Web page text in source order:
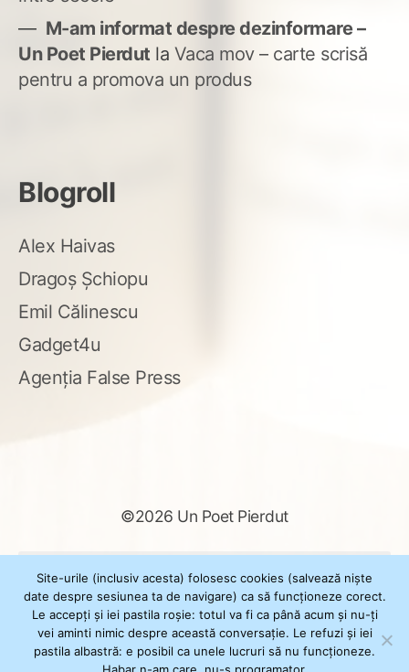
M-am informat despre dezinformare –
Un Poet Pierdut la Vaca mov – carte scrisă
pentru a promova un produs
Blogroll
Alex Haivas
Dragoș Șchiopu
Emil Călinescu
Gadget4u
Agenția False Press
©2026 Un Poet Pierdut
după:
Powered byWordPress
Site-urile (inclusiv acesta) folosesc cookies (salvează niște
date despre sesiunea ta de navigare) ca să funcționeze corect.
Le accepți și iei pastila roșie: totul va fi ca până acum și nu-ți
vei aminti nimic despre această conversație. Le refuzi și iei
pastila albastră: e posibil ca unele lucruri să nu funcționeze.